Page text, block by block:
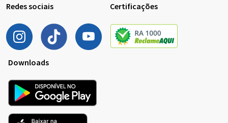
Redes sociais Certificações
Downloads